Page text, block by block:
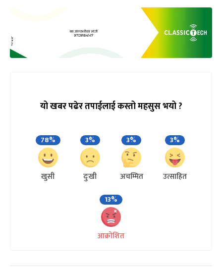
यो खबर पढेर तपाईलाई कस्तो महसुस भयो ?
78%
खुसी
3%
दुःखी
3%
अचम्मित
3%
उत्साहित
13%
आक्रोशित